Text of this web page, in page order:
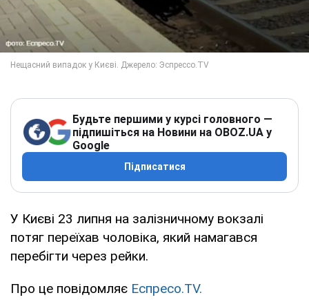
Будьте першими у курсі головного —
підпишіться на Новини на OBOZ.UA у
Google
Підписатися
У Києві 23 липня на залізничному вокзалі
потяг переїхав чоловіка, який намагався
перебігти через рейки.
Про це повідомляє Еспресо.TV.